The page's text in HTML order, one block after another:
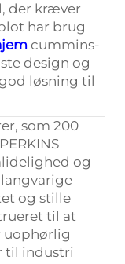
der kræver
har brug
cummins-
design og
løsning til
som 200
og
og stille
til at
uophørlig
til industri